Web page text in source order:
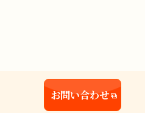
お問い合わせ